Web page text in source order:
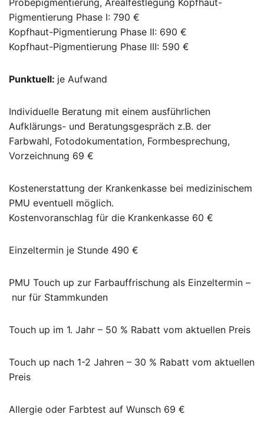
Probepigmentierung, Arealfestlegung Kopfhaut-
Pigmentierung Phase I: 790 €
Kopfhaut-Pigmentierung Phase II: 690 €
Kopfhaut-Pigmentierung Phase III: 590 €
Punktuell: je Aufwand
Individuelle Beratung mit einem ausführlichen
Aufklärungs- und Beratungsgespräch z.B. der
Farbwahl, Fotodokumentation, Formbesprechung,
Vorzeichnung 69 €
Kostenerstattung der Krankenkasse bei medizinischem
PMU eventuell möglich.
Kostenvoranschlag für die Krankenkasse 60 €
Einzeltermin je Stunde 490 €
PMU Touch up zur Farbauffrischung als Einzeltermin –
nur für Stammkunden
Touch up im 1. Jahr – 50 % Rabatt vom aktuellen Preis
Touch up nach 1-2 Jahren – 30 % Rabatt vom aktuellen
Preis
Allergie oder Farbtest auf Wunsch 69 €